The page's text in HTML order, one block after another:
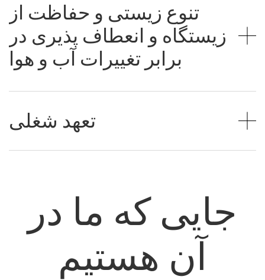
تنوع زیستی و حفاظت از
زیستگاه و انعطاف پذیری در
تعهد شغلی
جایی که ما در
آن هستیم